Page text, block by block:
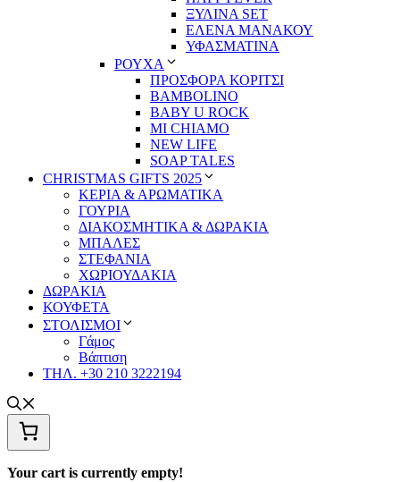
ΞΥΛΙΝΑ SET
ΕΛΕΝΑ ΜΑΝΑΚΟΥ
ΥΦΑΣΜΑΤΙΝΑ
ΡΟΥΧΑ
ΠΡΟΣΦΟΡΑ ΚΟΡΙΤΣΙ
BAMBOLINO
BABY U ROCK
MI CHIAMO
NEW LIFE
SOAP TALES
CHRISTMAS GIFTS 2025
ΚΕΡΙΑ & ΑΡΩΜΑΤΙΚΑ
ΓΟΥΡΙΑ
ΔΙΑΚΟΣΜΗΤΙΚΑ & ΔΩΡΑΚΙΑ
ΜΠΑΛΕΣ
ΣΤΕΦΑΝΙΑ
ΧΩΡΙΟΥΔΑΚΙΑ
ΔΩΡΑΚΙΑ
ΚΟΥΦΕΤΑ
ΣΤΟΛΙΣΜΟΙ
Γάμος
Βάπτιση
ΤΗΛ. +30 210 3222194
Your cart is currently empty!